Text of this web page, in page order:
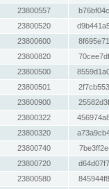
23800557
23800520
23800600
23800820
23800500
23800501
23800900
23800322
23800320
23800740
23800720
23800580